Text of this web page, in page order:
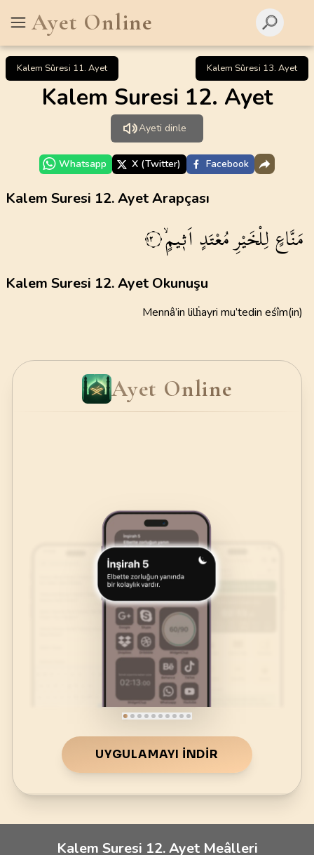
Ayet Online
Kalem Sûresi 11. Ayet Kalem Sûresi 13. Ayet
Kalem Suresi 12. Ayet
Ayeti dinle
Whatsapp X (Twitter) Facebook
Kalem Suresi 12. Ayet Arapçası
مَنَّاعٍلِلْخَيْرِمُعْتَدٍاَث۪يمٍۙ ١٢
Kalem Suresi 12. Ayet Okunuşu
Mennâ’in lilḣayri mu’tedin eśîm(in)
Ayet Online
UYGULAMAYI İNDIR
Kalem Suresi 12. Ayet Meâlleri